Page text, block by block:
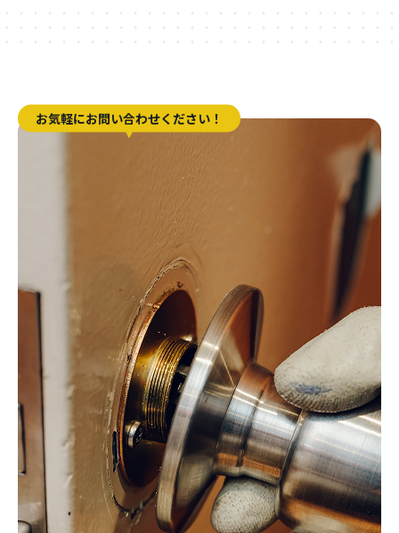
お気軽にお問い合わせください！